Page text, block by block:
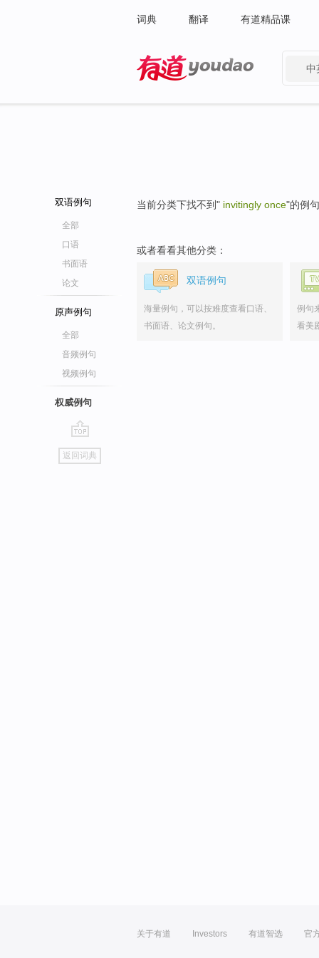
词典 翻译 有道精品课
中
双语例句
全部
口语
书面语
论文
原声例句
全部
音频例句
视频例句
权威例句
go
top
返回词典
当前分类下找不到" invitingly once"的例句
或者看看其他分类：
双语例句
海量例句，可以按难度查看口语、
书面语、论文例句。
例句
看美
关于有道 Investors 有道智选 官